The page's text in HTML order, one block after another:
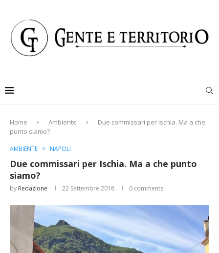
Home Ambiente
Due commissari per Ischia. Ma a che
punto siamo?
AMBIENTE NAPOLI
Due commissari per Ischia. Ma a che punto
siamo?
by Redazione 22 Settembre 2018 0 comments